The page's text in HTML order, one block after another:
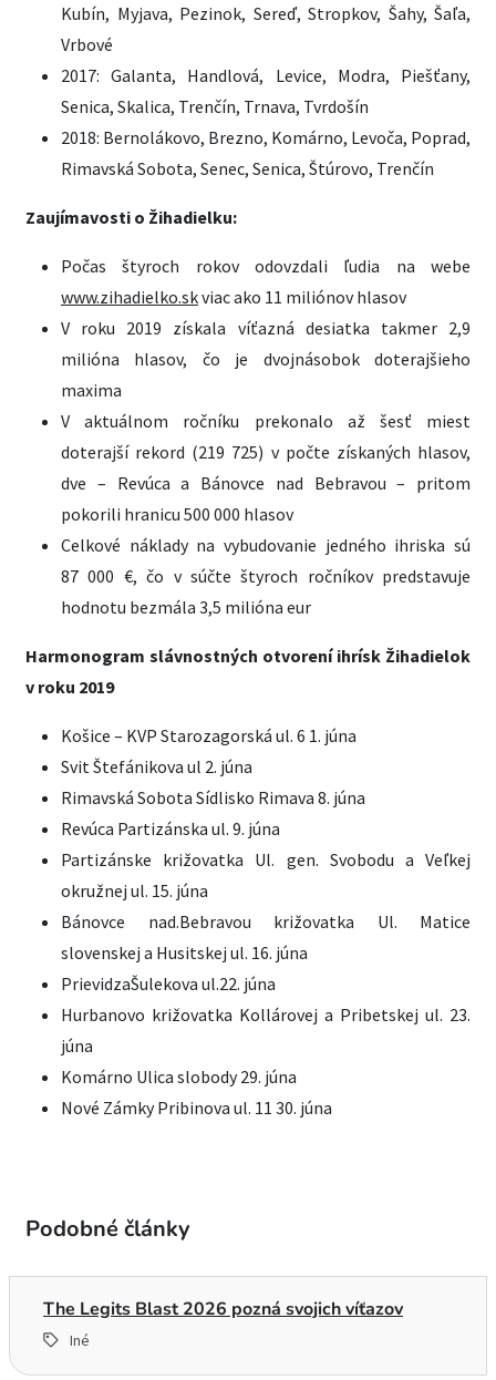
Kubín, Myjava, Pezinok, Sereď, Stropkov, Šahy, Šaľa,
Vrbové
2017: Galanta, Handlová, Levice, Modra, Piešťany,
Senica, Skalica, Trenčín, Trnava, Tvrdošín
2018: Bernolákovo, Brezno, Komárno, Levoča, Poprad,
Rimavská Sobota, Senec, Senica, Štúrovo, Trenčín
Zaujímavosti o Žihadielku:
Počas štyroch rokov odovzdali ľudia na webe
www.zihadielko.skviac ako 11 miliónov hlasov
V roku 2019 získala víťazná desiatka takmer 2,9
milióna hlasov, čo je dvojnásobok doterajšieho
maxima
V aktuálnom ročníku prekonalo až šesť miest
doterajší rekord (219 725) v počte získaných hlasov,
dve – Revúca a Bánovce nad Bebravou – pritom
pokorili hranicu 500 000 hlasov
Celkové náklady na vybudovanie jedného ihriska sú
87 000 €, čo v súčte štyroch ročníkov predstavuje
hodnotu bezmála 3,5 milióna eur
Harmonogram slávnostných otvorení ihrísk Žihadielok
v roku 2019
Košice – KVP Starozagorská ul. 6 1. júna
Svit Štefánikova ul 2. júna
Rimavská Sobota Sídlisko Rimava 8. júna
Revúca Partizánska ul. 9. júna
Partizánske križovatka Ul. gen. Svobodu a Veľkej
okružnej ul. 15. júna
Bánovce nad.Bebravou križovatka Ul. Matice
slovenskej a Husitskej ul. 16. júna
PrievidzaŠulekova ul.22. júna
Hurbanovo križovatka Kollárovej a Pribetskej ul. 23.
júna
Komárno Ulica slobody 29. júna
Nové Zámky Pribinova ul. 11 30. júna
Podobné články
The Legits Blast 2026 pozná svojich víťazov
Iné